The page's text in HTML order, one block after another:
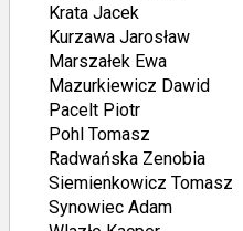
Krata Jacek
Kurzawa Jarosław
Marszałek Ewa
Mazurkiewicz Dawid
Pacelt Piotr
Pohl Tomasz
Radwańska Zenobia
Siemienkowicz Tomasz
Synowiec Adam